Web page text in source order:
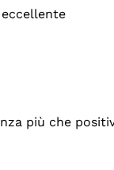
più che